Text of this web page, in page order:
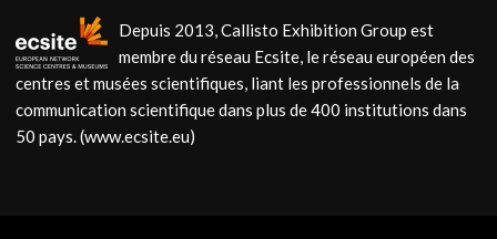
Depuis 2013, Callisto Exhibition Group est
membre du réseau Ecsite, le réseau européen des
centres et musées scientifiques, liant les professionnels de la
communication scientifique dans plus de 400 institutions dans
50 pays. (www.ecsite.eu)